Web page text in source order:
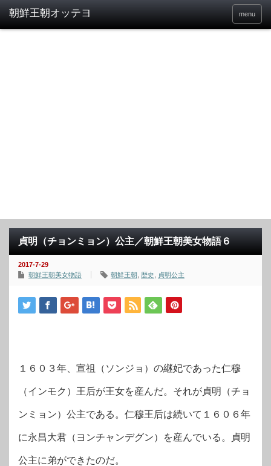
menu
貞明（チョンミョン）公主／朝鮮王朝美女物語６
2017-7-29
朝鮮王朝美女物語
朝鮮王朝 歴史 貞明公主
１６０３年、宣祖（ソンジョ）の継妃であった仁穆
（インモク）王后が王女を産んだ。それが貞明（チョ
ンミョン）公主である。仁穆王后は続いて１６０６年
に永昌大君（ヨンチャンデグン）を産んでいる。貞明
公主に弟ができたのだ。